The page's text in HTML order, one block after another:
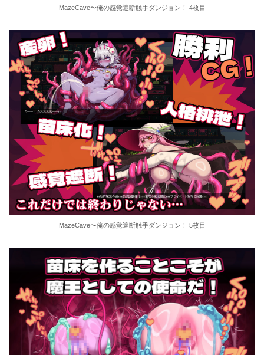
MazeCave〜俺の感覚遮断触手ダンジョン！ 4枚目
MazeCave〜俺の感覚遮断触手ダンジョン！ 5枚目